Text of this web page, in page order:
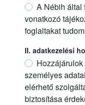
A Nébih által
vonatkozó
foglaltakat
II. adatkezelési
személyes
elérhető
biztosítása